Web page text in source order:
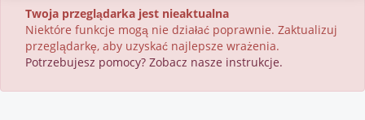
Twoja przeglądarka jest nieaktualna
Niektóre funkcje mogą nie działać poprawnie. Zaktualizuj
przeglądarkę, aby uzyskać najlepsze wrażenia.
Potrzebujesz pomocy? Zobacz nasze instrukcje.